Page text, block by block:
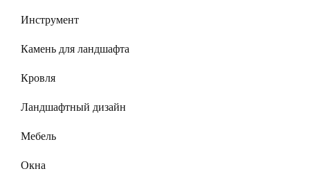
Инструмент
Камень для ландшафта
Кровля
Ландшафтный дизайн
Мебель
Окна